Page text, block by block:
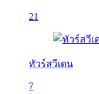
21
ทัวร์สวีเดน
7